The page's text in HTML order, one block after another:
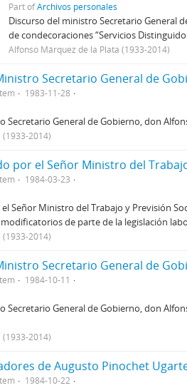
Part ofArchivos personales
Discurso del ministro Secretario General
de condecoraciones “Servicios
Alfonso Márquez de la Plata (1933-2014)
1983-11-28
Secretario General de Gobierno, don
2014)
por el Señor Ministro del
1984-03-23
Señor Ministro del Trabajo y Previsión
de parte de la legislación
2014)
1984-10-11
Secretario General de Gobierno, don
2014)
1984-10-22